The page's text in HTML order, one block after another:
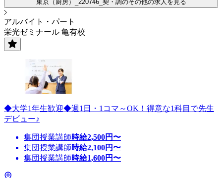
東京（厨房）_220746_契・調のその他の求人を見る
アルバイト・パート
栄光ゼミナール 亀有校
◆大学1年生歓迎◆週1日・1コマ～OK！得意な1科目で先生
デビュー♪
集団授業講師時給2,500円〜
集団授業講師時給2,100円〜
集団授業講師時給1,600円〜